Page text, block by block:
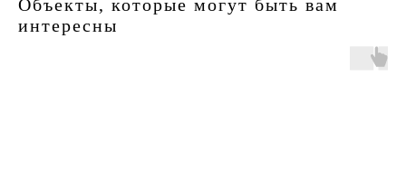
Объекты, которые могут быть вам
интересны